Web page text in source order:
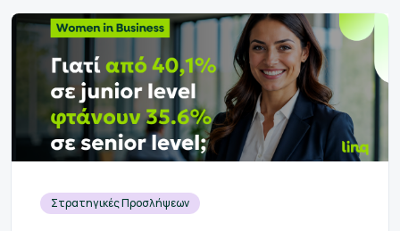
Στρατηγικές Προσλήψεων